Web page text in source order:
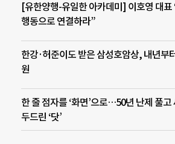
[유한양행-유일한 아카데미] 이호영 대표
행동으로 연결하라”
한강·허준이도 받은 삼성호암상, 내년부
원
한 줄 점자를 ‘화면’으로…50년 난제 풀고
두드린 ‘닷’